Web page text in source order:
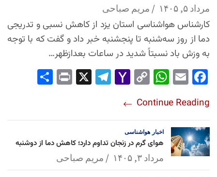
مرداد ۵, ۱۴۰۵ مریم صباحی
کارشناس هواشناسی استان یزد از کاهش نسبی و تدریجی
دما از روز سه‌شنبه تا پنجشنبه خبر داد و گفت که با توجه
به وزش باد نسبتاً شدید در ساعات بعدازظهر…
Fac
ok
Em
Wh
Ap
p
Co
Lin
k
Yah
l
Tel
Pri
Continue Reading
اخبار هواشناسی
هوای گرم در زنجان تداوم دارد؛ کاهش دما از دوشنبه
مرداد ۳, ۱۴۰۵ مریم صباحی